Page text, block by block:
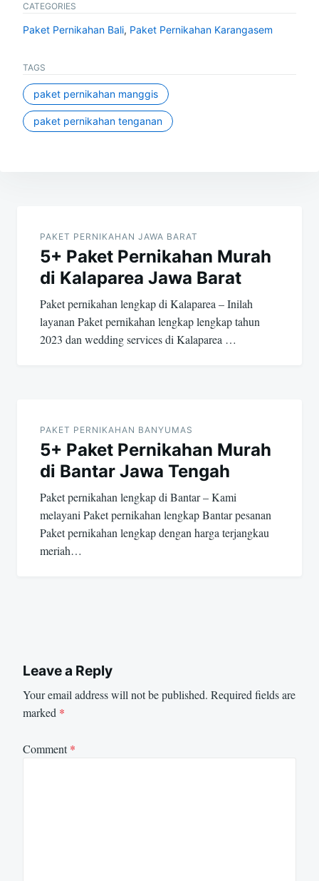
CATEGORIES
Paket Pernikahan Bali, Paket Pernikahan Karangasem
TAGS
paket pernikahan manggis
paket pernikahan tenganan
navigation
PAKET PERNIKAHAN JAWA BARAT
5+ Paket Pernikahan Murah
di Kalaparea Jawa Barat
Paket pernikahan lengkap di Kalaparea – Inilah
layanan Paket pernikahan lengkap lengkap tahun
2023 dan wedding services di Kalaparea …
PAKET PERNIKAHAN BANYUMAS
5+ Paket Pernikahan Murah
di Bantar Jawa Tengah
Paket pernikahan lengkap di Bantar – Kami
melayani Paket pernikahan lengkap Bantar pesanan
Paket pernikahan lengkap dengan harga terjangkau
meriah…
Leave a Reply
Your email address will not be published. Required fields are
marked *
Comment*